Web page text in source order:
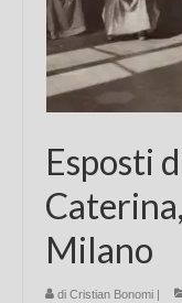
Esposti
Milano
di Cristian Bonomi |